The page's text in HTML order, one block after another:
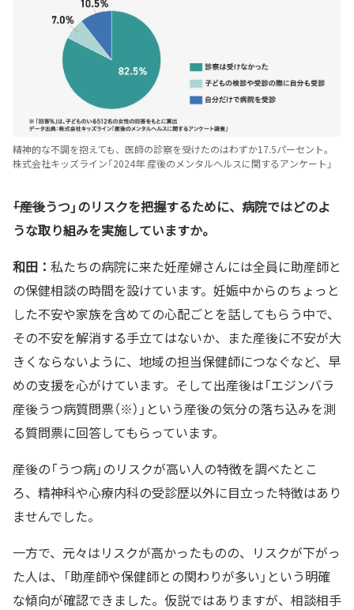
精神的な不調を抱えても、医師の診察を受けたのはわずか17.5パーセント。
株式会社キッズライン「2024年 産後のメンタルヘルスに関するアンケート」
――「産後うつ」のリスクを把握するために、病院ではどのよ
うな取り組みを実施していますか。
和田： 私たちの病院に来た妊産婦さんには全員に助産師と
の保健相談の時間を設けています。妊娠中からのちょっと
した不安や家族を含めての心配ごとを話してもらう中で、
その不安を解消する手立てはないか、また産後に不安が大
きくならないように、地域の担当保健師につなぐなど、早
めの支援を心がけています。そして出産後は「エジンバラ
産後うつ病質問票（※）」という産後の気分の落ち込みを測
る質問票に回答してもらっています。
産後の「うつ病」のリスクが高い人の特徴を調べたとこ
ろ、精神科や心療内科の受診歴以外に目立った特徴はあり
ませんでした。
一方で、元々はリスクが高かったものの、リスクが下がっ
た人は、「助産師や保健師との関わりが多い」という明確
な傾向が確認できました。仮説ではありますが、相談相手